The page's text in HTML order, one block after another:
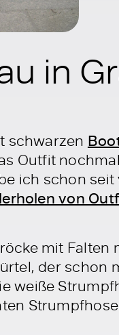
in
schwarzen
Outfit
ich schon
von
mit Falten
der schon
weiße